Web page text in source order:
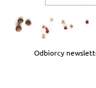
Odbiorcy